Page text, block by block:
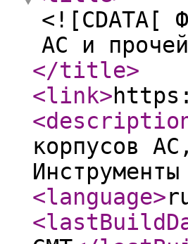
<![CDATA[
АС и
</title>
<link>
корпусов
<language>